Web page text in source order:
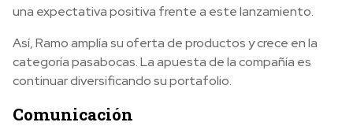
una expectativa positiva frente a este lanzamiento.
Así, Ramo amplía su oferta de productos y crece en la
categoría pasabocas. La apuesta de la compañía es
continuar diversificando su portafolio.
Comunicación